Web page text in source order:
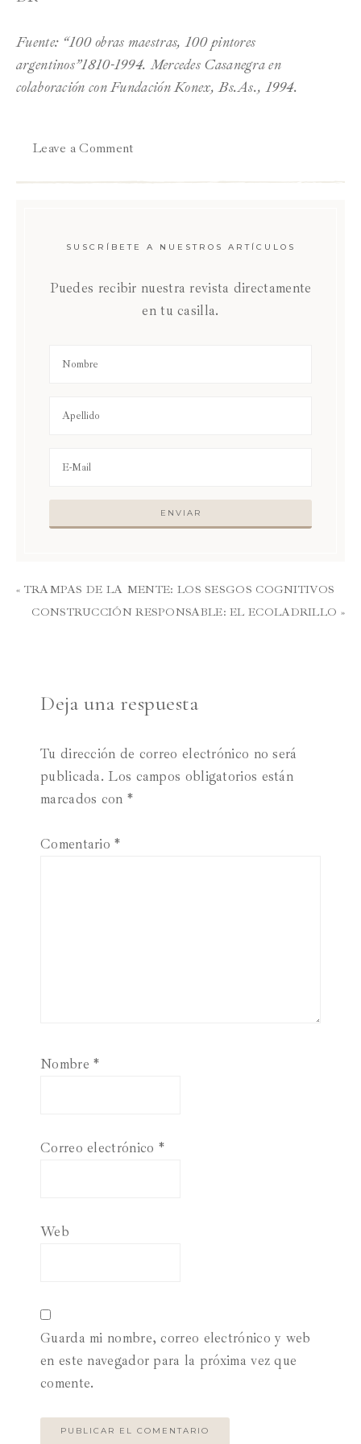
Fuente: “100 obras maestras, 100 pintores
argentinos”1810-1994. Mercedes Casanegra en
colaboración con Fundación Konex, Bs.As., 1994.
Leave a Comment
SUSCRÍBETE A NUESTROS ARTÍCULOS
Puedes recibir nuestra revista directamente
en tu casilla.
« TRAMPAS DE LA MENTE: LOS SESGOS COGNITIVOS
CONSTRUCCIÓN RESPONSABLE: EL ECOLADRILLO »
Deja una respuesta
Tu dirección de correo electrónico no será
publicada. Los campos obligatorios están
marcados con *
Comentario*
Nombre*
Correo electrónico *
Web
Guarda mi nombre, correo electrónico y web
en este navegador para la próxima vez que
comente.